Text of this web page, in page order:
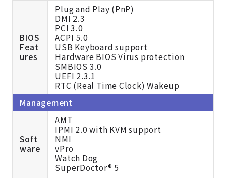
BIOS
Feat
ures
Plug and Play (PnP)
DMI 2.3
PCI 3.0
ACPI 5.0
USB Keyboard support
Hardware BIOS Virus protection
SMBIOS 3.0
UEFI 2.3.1
RTC (Real Time Clock) Wakeup
Management
Soft
ware
AMT
IPMI 2.0 with KVM support
NMI
vPro
Watch Dog
SuperDoctor® 5